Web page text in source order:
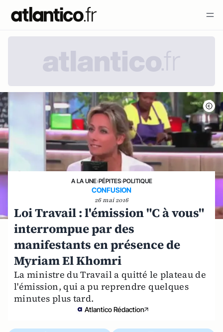
A LA UNE›PÉPITES›POLITIQUE
CONFUSION
26 mai 2016
Loi Travail : l'émission "C à vous"
interrompue par des
manifestants en présence de
Myriam El Khomri
La ministre du Travail a quitté le plateau de
l'émission, qui a pu reprendre quelques
minutes plus tard.
Atlantico Rédaction